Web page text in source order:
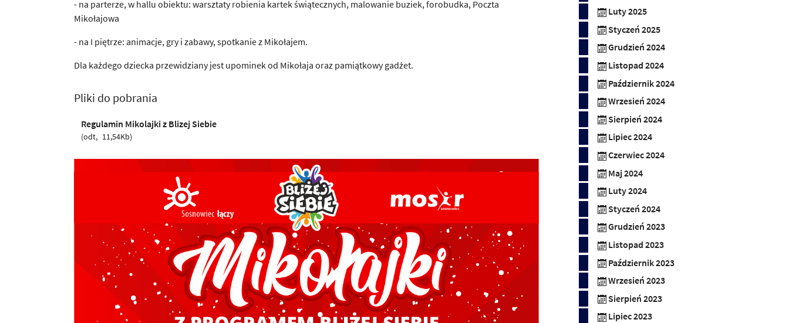
- na parterze, w hallu obiektu: warsztaty robienia kartek świątecznych, malowanie buziek, forobudka, Poczta
Mikołajowa
- na I piętrze: animacje, gry i zabawy, spotkanie z Mikołajem.
Dla każdego dziecka przewidziany jest upominek od Mikołaja oraz pamiątkowy gadżet.
Pliki do pobrania
Regulamin Mikolajki z Blizej Siebie
odt 11,54Kb
Luty 2025
Styczeń 2025
Grudzień 2024
Listopad 2024
Październik 2024
Wrzesień 2024
Sierpień 2024
Lipiec 2024
Czerwiec 2024
Maj 2024
Luty 2024
Styczeń 2024
Grudzień 2023
Listopad 2023
Październik 2023
Wrzesień 2023
Sierpień 2023
Lipiec 2023